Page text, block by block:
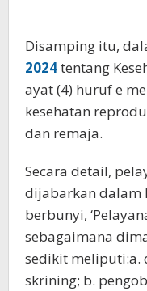
Disamping itu,
2024tentang
ayat (4) huruf e
kesehatan
dan remaja.
Secara detail,
dijabarkan dalam
berbunyi,
sebagaimana
sedikit meliputi:a.
skrining; b.